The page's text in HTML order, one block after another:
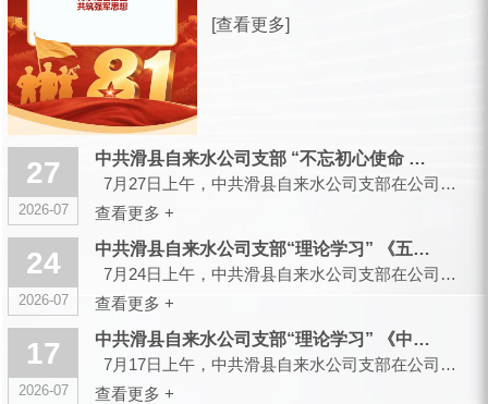
放军建军99周年之际，滑县城市供水有
限公司，向全体曾身披戎装、现扎根水
[查看更多]
27
2026-07
中共滑县自来水公司支部 “不忘初心使命 传承红色基因”主题党...
7月27日上午，中共滑县自来水公司支部在公司大会议室召开会议，组织开展“不忘初心使命 传承红色...
查看更多 +
24
2026-07
中共滑县自来水公司支部“理论学习” 《五起政绩观偏差典型案件...
7月24日上午，中共滑县自来水公司支部在公司大会议室召开会议，组织开展“理论学习”...
查看更多 +
17
2026-07
中共滑县自来水公司支部“理论学习” 《中央党的建设工作领导小...
7月17日上午，中共滑县自来水公司支部在公司大会议室召开会议，组织开展“理论学习”...
查看更多 +